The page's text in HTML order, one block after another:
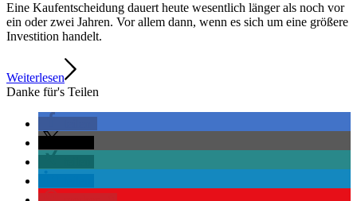
Eine Kaufentscheidung dauert heute wesentlich länger als noch vor
ein oder zwei Jahren. Vor allem dann, wenn es sich um eine größere
Investition handelt.
Weiterlesen
Danke für's Teilen